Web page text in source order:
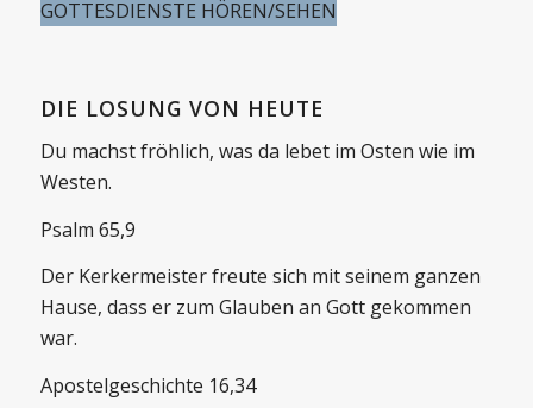
GOTTESDIENSTE HÖREN/SEHEN
DIE LOSUNG VON HEUTE
Du machst fröhlich, was da lebet im Osten wie im
Westen.
Psalm 65,9
Der Kerkermeister freute sich mit seinem ganzen
Hause, dass er zum Glauben an Gott gekommen
war.
Apostelgeschichte 16,34